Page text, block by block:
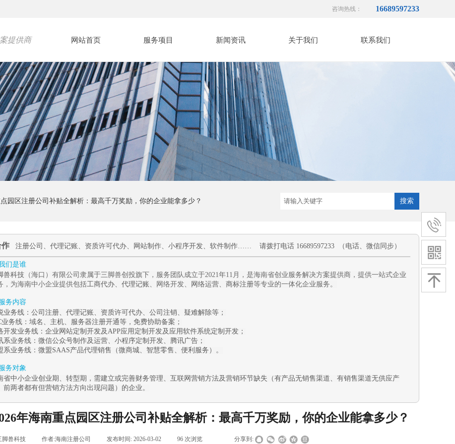
提供商 网站首页 服务项目 新闻资讯 关于我们 联系我们
咨询热线： 16689597233
园区注册公司补贴全解析：最高千万奖励，你的企业能拿多少？ 搜索
作 注册公司 、 代理记账、 资质许可代办、 网站制作、 小程序开发、 软件制作…… 请拨打电话 16689597233 （电话、微信同步）
们是谁
兽科技 （海口）有限公司隶属于三脚兽创投旗下，服务团队成立于2021年11月，是海南省创业服务解决方案提供商，提供一站式企业
，为海南中小企业提供包括工商代办、 代理记账 、网络开发、 网络运营、 商标注册等专业的一体化企业服务。
务内容
业务线： 公司注册、 代理记账、 资质许可代办、 公司注销、 疑难解除等；
业务线 ： 域名、主机、服务器注册开通等，免费协助备案；
开发业务线： 企业 网站定制开发及APP应用定制开发及应用软件系统定制 开发 ；
系业务线： 微信公众号制作及运营、 小程序定制开发、腾讯广告 ；
系业务线： 微盟SAAS产品代理销售（微商城、 智慧零售 、 便利服务 ）。
务对象
省中小企业创业期、转型期，需建立或完善财务管理、互联网营销方法及营销环节缺失（有产品无销售渠道、有销售渠道无供应产
前两者都有但营销方法方向出现问题）的企业。
年海南重点园区注册公司补贴全解析：最高千万奖励，你的企业能拿多少？
脚兽科技 作者:海南注册公司 发布时间: 2026-03-02 96 次浏览 分享到: